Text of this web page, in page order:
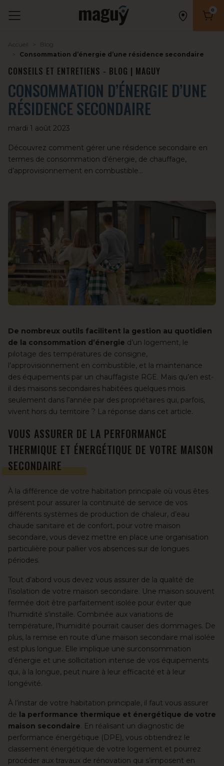
0
Accueil
Blog
Consommation d’énergie d’une résidence secondaire
CONSEILS ET ENTRETIENS - BLOG | MAGUY
CONSOMMATION D’ÉNERGIE D’UNE
RÉSIDENCE SECONDAIRE
mardi 1 août 2023
Découvrez comment gérer une résidence secondaire en
termes de consommation d’énergie, de chauffage,
d’approvisionnement en combustible…
De nombreux outils facilitent la gestion au quotidien
de la consommation d’énergie d’un logement, le
pilotage des températures de consigne,
l’approvisionnement en combustible, et la maintenance
des équipements par un chauffagiste RGE. Mais qu’en est-
il des maisons secondaires habitées quelques mois
seulement dans l’année par des propriétaires qui, parfois,
vivent hors du territoire ? La réponse dans cet article.
VOUS ASSURER DE LA PERFORMANCE
THERMIQUE ET ÉNERGÉTIQUE DE VOTRE MAISON
SECONDAIRE
À la différence de votre habitation principale où vous êtes
présent pour assurer la continuité de service de vos
différents systèmes de production de chaleur, d’eau
chaude sanitaire et de confort, pour votre maison
secondaire, vous devez mettre en place une organisation
particulière pour pallier vos absences sur de longues
périodes.
Tout d’abord vous devez vous assurer de la qualité de
l’isolation de votre maison secondaire. Une maison souvent
fermée doit être parfaitement isolée pour éviter que
l’humidité s’installe. Combinée aux variations de
température, l’humidité pourrait causer des dommages. De
plus, la remise en route d’une maison secondaire mal isolée
est plus longue. Elle implique une surconsommation
d’énergie et une sollicitation intense de vos équipements
qui, à la longue, peut nuire à leur efficacité et à leur
longévité.
À l’instar de votre habitation principale, il faut vous assurer
de la performance thermique et énergétique de votre
maison secondaire. En réalisant un diagnostic de
performance énergétique (DPE), vous obtiendrez le
classement énergétique de votre logement et pourrez
procéder aux travaux de rénovation qui s’imposent en